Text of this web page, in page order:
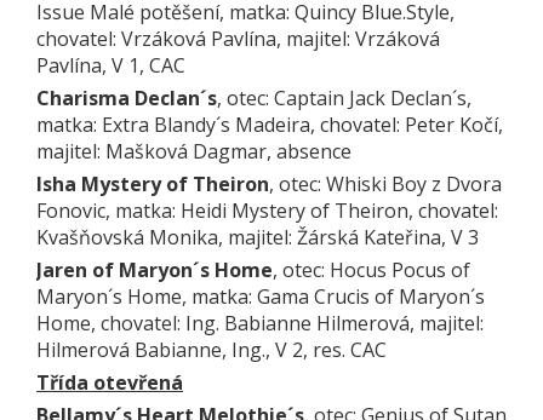
Issue Malé potěšení, matka: Quincy Blue.Style,
chovatel: Vrzáková Pavlína, majitel: Vrzáková
Pavlína, V 1, CAC
Charisma Declan´s, otec: Captain Jack Declan´s,
matka: Extra Blandy´s Madeira, chovatel: Peter Kočí,
majitel: Mašková Dagmar, absence
Isha Mystery of Theiron, otec: Whiski Boy z Dvora
Fonovic, matka: Heidi Mystery of Theiron, chovatel:
Kvašňovská Monika, majitel: Žárská Kateřina, V 3
Jaren of Maryon´s Home, otec: Hocus Pocus of
Maryon´s Home, matka: Gama Crucis of Maryon´s
Home, chovatel: Ing. Babianne Hilmerová, majitel:
Hilmerová Babianne, Ing., V 2, res. CAC
Třída otevřená